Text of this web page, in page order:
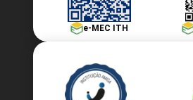
e-MEC ITH